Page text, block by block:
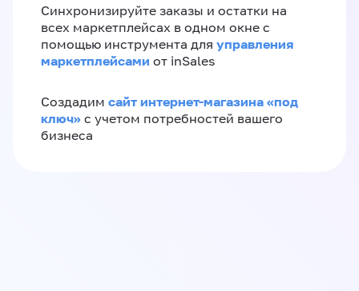
Синхронизируйте заказы и остатки на
всех маркетплейсах в одном окне с
помощью инструмента для управления
маркетплейсами от inSales
Создадим сайт интернет-магазина «под
ключ» с учетом потребностей вашего
бизнеса